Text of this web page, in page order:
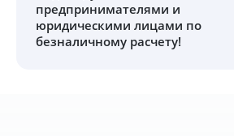
предпринимателями и
юридическими лицами по
безналичному расчету!